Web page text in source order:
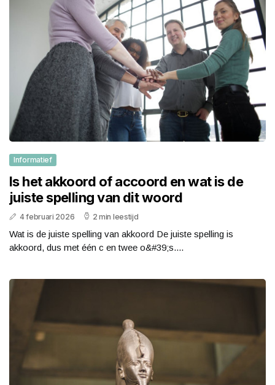
Informatief
Is het akkoord of accoord en wat is de
juiste spelling van dit woord
4 februari 2026 2 min leestijd
Wat is de juiste spelling van akkoord De juiste spelling is
akkoord, dus met één c en twee o&#39;s....